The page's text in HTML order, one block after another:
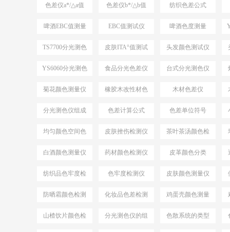
色差仪a*/△a值 色差仪b*/△b值 纺织色差公式
啤酒EBC值测量
EBC值测试仪 啤酒色度测量
TS7700分光测色 皮肤ITA°值测试 头发颜色测试仪
YS6060分光测色 食品分光色差仪 台式分光测色仪
菊花颜色测量仪 橡胶木改性材色 木材色差仪
分光测色仪组成 色差计算公式 色差单位符号
均匀颜色空间色 皮肤挫伤检测仪 茶叶茶汤颜色检
白酒颜色测量仪 药材颜色检测仪 皮革颜色分类
纺织品色牢度检 色牢度检测仪 皮肤颜色测量仪
防晒霜颜色检测 化妆品色差检测 鸡蛋壳颜色测量
山楂饮片颜色检 分光测色仪的组 色散系统的类型